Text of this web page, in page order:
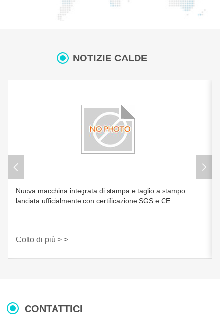
NOTIZIE CALDE
Nuova macchina integrata di stampa e taglio a stampo
lanciata ufficialmente con certificazione SGS e CE
Colto di più > >
CONTATTICI